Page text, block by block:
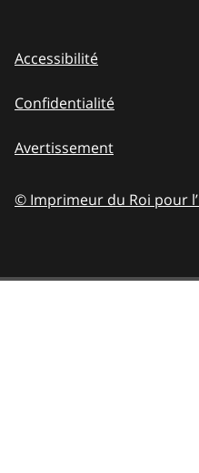
Accessibilité
Confidentialité
Avertissement
© Imprimeur du Roi pour